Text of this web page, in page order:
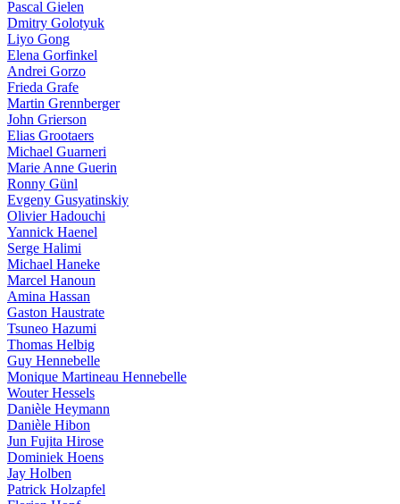
Pascal Gielen
Dmitry Golotyuk
Liyo Gong
Elena Gorfinkel
Andrei Gorzo
Frieda Grafe
Martin Grennberger
John Grierson
Elias Grootaers
Michael Guarneri
Marie Anne Guerin
Ronny Günl
Evgeny Gusyatinskiy
Olivier Hadouchi
Yannick Haenel
Serge Halimi
Michael Haneke
Marcel Hanoun
Amina Hassan
Gaston Haustrate
Tsuneo Hazumi
Thomas Helbig
Guy Hennebelle
Monique Martineau Hennebelle
Wouter Hessels
Danièle Heymann
Danièle Hibon
Jun Fujita Hirose
Dominiek Hoens
Jay Holben
Patrick Holzapfel